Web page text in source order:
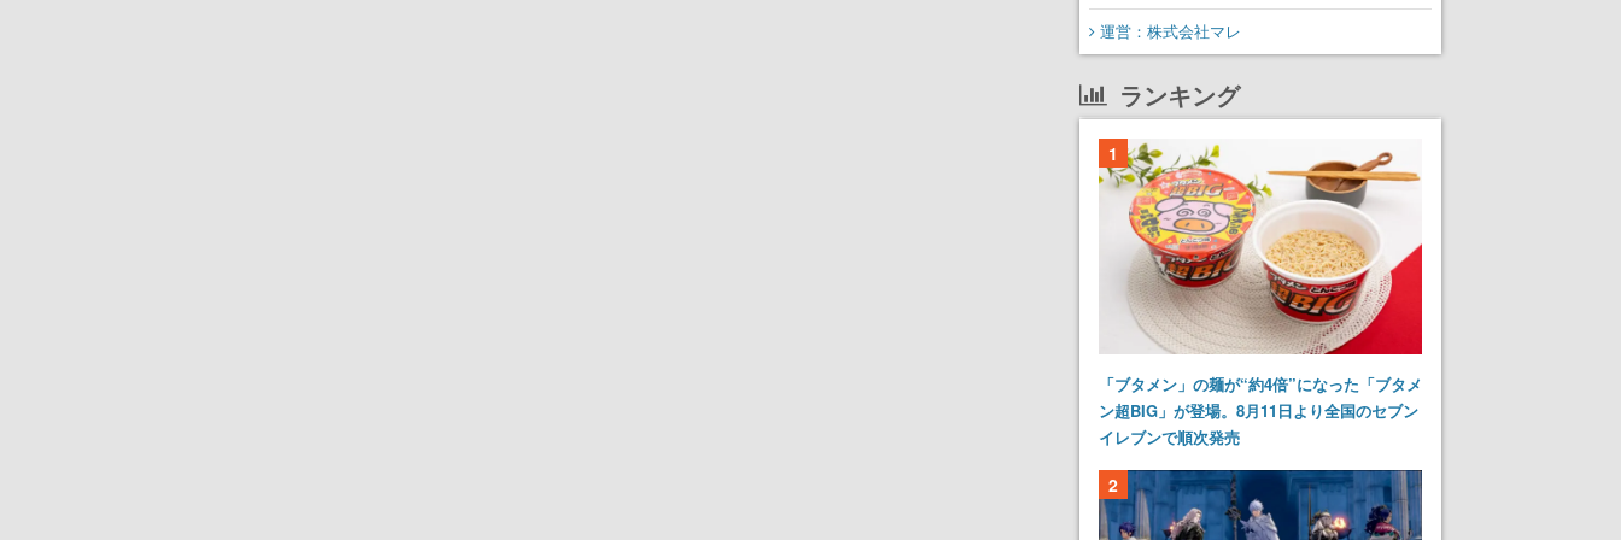
運営：株式会社マレ
ランキング
1
「ブタメン」の麺が“約4倍”になった「ブタメ
ン超BIG」が登場。8月11日より全国のセブン
イレブンで順次発売
2